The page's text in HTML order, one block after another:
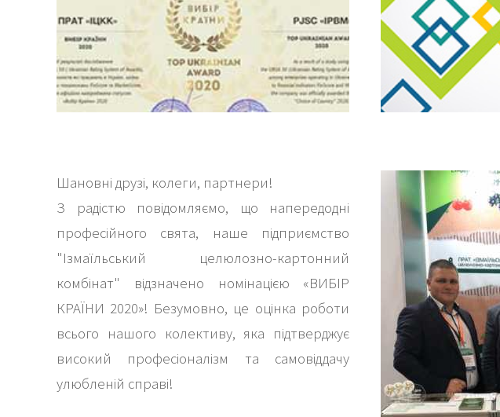
Шановні друзі, колеги, партнери!
З радістю повідомляємо, що напередодні
професійного свята, наше підприємство
"Ізмаїльський целюлозно-картонний
комбінат" відзначено номінацією «ВИБІР
КРАЇНИ 2020»! Безумовно, це оцінка роботи
всього нашого колективу, яка підтверджує
високий професіоналізм та самовіддачу
улюбленій справі!